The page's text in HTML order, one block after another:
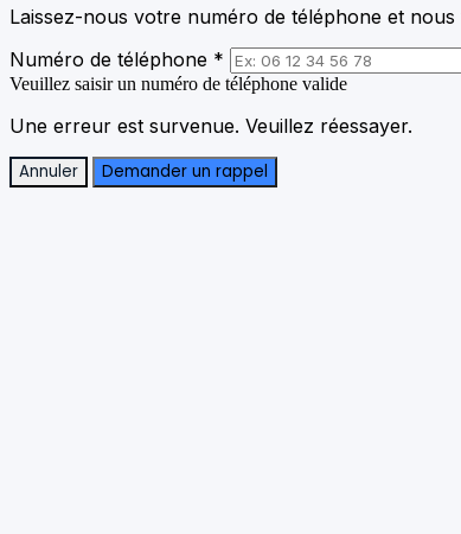
Laissez-nous votre numéro de téléphone et
Numéro de téléphone *
Veuillez saisir un numéro de téléphone valide
Une erreur est survenue. Veuillez réessayer.
Annuler Demander un rappel